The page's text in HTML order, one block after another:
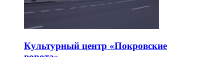
Культурный центр «Покровские